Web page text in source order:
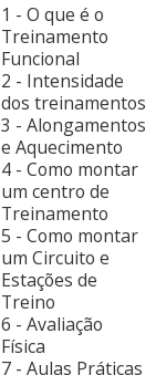
1 - O que é o
Treinamento
Funcional
2 - Intensidade
dos treinamentos
3 - Alongamentos
e Aquecimento
4 - Como montar
um centro de
Treinamento
5 - Como montar
um Circuito e
Estações de
Treino
6 - Avaliação
Física
7 - Aulas Práticas